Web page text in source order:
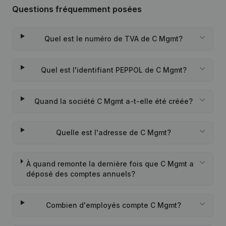
Questions fréquemment posées
Quel est le numéro de TVA de C Mgmt?
Quel est l'identifiant PEPPOL de C Mgmt?
Quand la société C Mgmt a-t-elle été créée?
Quelle est l'adresse de C Mgmt?
À quand remonte la dernière fois que C Mgmt a
déposé des comptes annuels?
Combien d'employés compte C Mgmt?